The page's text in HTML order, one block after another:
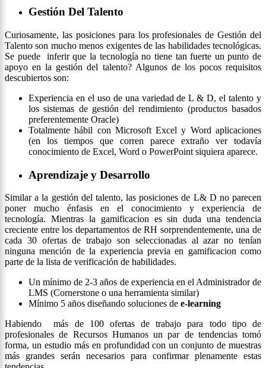
Gestión Del Talento
Curiosamente, las posiciones para los profesionales de Gestión del
Talento son mucho menos exigentes de las habilidades tecnológicas.
Se puede inferir que la tecnología no tiene tan fuerte un punto de
apoyo en la gestión del talento? Algunos de los pocos requisitos
descubiertos son:
Experiencia en el uso de una variedad de L & D, el talento y
los sistemas de gestión del rendimiento (productos basados
preferentemente Oracle)
Totalmente hábil con Microsoft Excel y Word aplicaciones
(en los tiempos que corren parece extraño ver todavía
conocimiento de Excel, Word o PowerPoint siquiera aparece.
Aprendizaje y Desarrollo
Similar a la gestión del talento, las posiciones de L& D no parecen
poner mucho énfasis en el conocimiento y experiencia de
tecnología. Mientras la gamificacion es sin duda una tendencia
creciente entre los departamentos de RH sorprendentemente, una de
cada 30 ofertas de trabajo son seleccionadas al azar no tenían
ninguna mención de la experiencia previa en gamificacion como
parte de la lista de verificación de habilidades.
Un mínimo de 2-3 años de experiencia en el Administrador de
LMS (Cornerstone o una herramienta similar)
Mínimo 5 años diseñando soluciones de e-learning
Habiendo más de 100 ofertas de trabajo para todo tipo de
profesionales de Recursos Humanos un par de tendencias tomó
forma, un estudio más en profundidad con un conjunto de muestras
más grandes serán necesarios para confirmar plenamente estas